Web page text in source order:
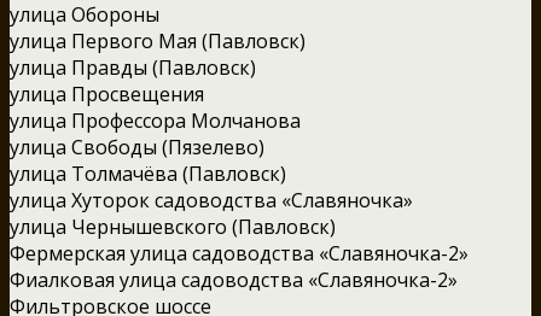
улица Обороны
улица Первого Мая (Павловск)
улица Правды (Павловск)
улица Просвещения
улица Профессора Молчанова
улица Свободы (Пязелево)
улица Толмачёва (Павловск)
улица Хуторок садоводства «Славяночка»
улица Чернышевского (Павловск)
Фермерская улица садоводства «Славяночка-2»
Фиалковая улица садоводства «Славяночка-2»
Фильтровское шоссе